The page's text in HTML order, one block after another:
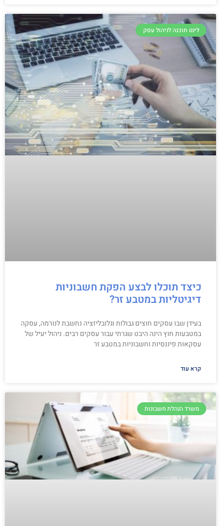
לינט תוכנה לניהול עסק
כיצד תוכלו לבצע הפקת חשבוניות
דיגיטליות במטבע זר?
בעידן שבו עסקים חוצים גבולות וגלובליזציה נחשבת לנורמה, עסקה
במטבעות חוץ הינה היבט שגרתי עבור עסקים רבים. ניהול יעיל של
עסקאות פיננסיות וחשבוניות במטבע זר
קרא עוד
משרד הנהלת חשבונות